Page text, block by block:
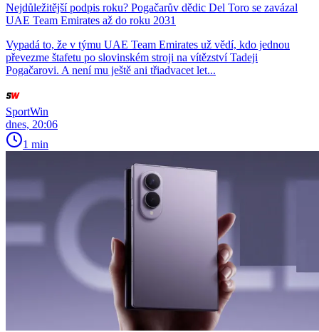
Nejdůležitější podpis roku? Pogačarův dědic Del Toro se zavázal
UAE Team Emirates až do roku 2031
Vypadá to, že v týmu UAE Team Emirates už vědí, kdo jednou
převezme štafetu po slovinském stroji na vítězství Tadeji
Pogačarovi. A není mu ještě ani třiadvacet let...
SportWin
dnes, 20:06
1 min